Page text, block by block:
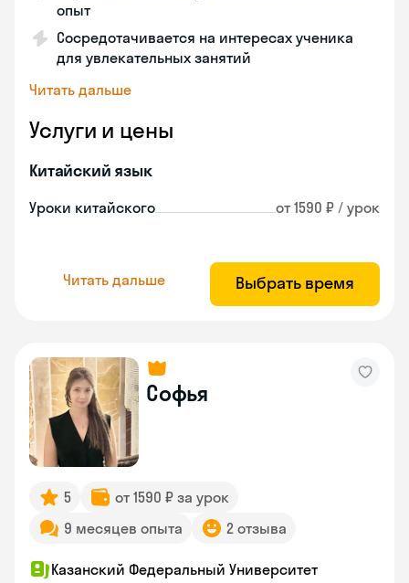
опыт
Сосредотачивается на интересах ученика
для увлекательных занятий
Читать дальше
Услуги и цены
Китайский язык
Уроки китайского от 1590 ₽ / урок
Читать дальше Выбрать время
Софья
5
от 1590 ₽ за урок
9 месяцев опыта
2 отзыва
Казанский Федеральный Университет